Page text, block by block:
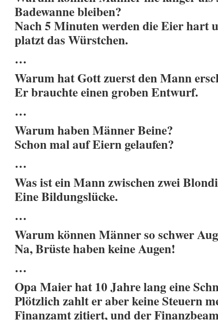
Badewanne bleiben?
Nach 5 Minuten werden die Eier hart
platzt das Würstchen.
…
Warum hat Gott zuerst den Mann
Er brauchte einen groben Entwurf.
…
Warum haben Männer Beine?
Schon mal auf Eiern gelaufen?
…
Was ist ein Mann zwischen zwei
Eine Bildungslücke.
…
Warum können Männer so schwer
Na, Brüste haben keine Augen!
…
Opa Maier hat 10 Jahre lang eine
Plötzlich zahlt er aber keine Steuern
Finanzamt zitiert, und der